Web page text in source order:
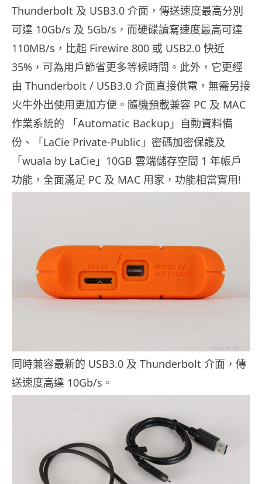
Thunderbolt 及 USB3.0 介面，傳送速度最高分別
可達 10Gb/s 及 5Gb/s，而硬碟讀寫速度最高可達
110MB/s，比起 Firewire 800 或 USB2.0 快近
35%，可為用戶節省更多等候時間。此外，它更經
由 Thunderbolt / USB3.0 介面直接供電，無需另接
火牛外出使用更加方便。隨機預載兼容 PC 及 MAC
作業系統的 「Automatic Backup」自動資料備
份、「LaCie Private-Public」密碼加密保護及
「wuala by LaCie」10GB 雲端儲存空間 1 年帳戶
功能，全面滿足 PC 及 MAC 用家，功能相當實用!
同時兼容最新的 USB3.0 及 Thunderbolt 介面，傳
送速度高達 10Gb/s。